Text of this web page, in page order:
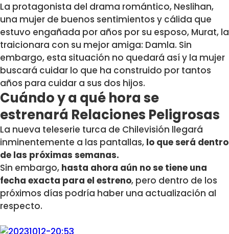
La protagonista del drama romántico, Neslihan,
una mujer de buenos sentimientos y cálida que
estuvo engañada por años por su esposo, Murat, la
traicionara con su mejor amiga: Damla. Sin
embargo, esta situación no quedará así y la mujer
buscará cuidar lo que ha construido por tantos
años para cuidar a sus dos hijos.
Cuándo y a qué hora se
estrenará Relaciones Peligrosas
La nueva teleserie turca de Chilevisión llegará
inminentemente a las pantallas, lo que será dentro
de las próximas semanas.
Sin embargo, hasta ahora aún no se tiene una
fecha exacta para el estreno, pero dentro de los
próximos días podría haber una actualización al
respecto.